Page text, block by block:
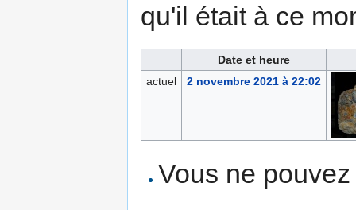
qu'il était à ce
Date et heure
actuel
2 novembre 2021 à 22:02
Vous ne